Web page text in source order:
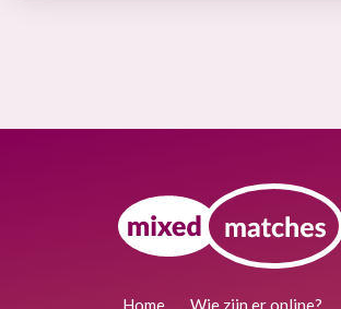
Home Wie zijn er online?